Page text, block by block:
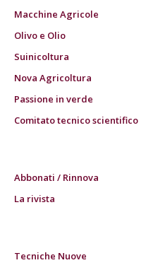
Macchine Agricole
Olivo e Olio
Suinicoltura
Nova Agricoltura
Passione in verde
Comitato tecnico scientifico
Abbonati / Rinnova
La rivista
Tecniche Nuove